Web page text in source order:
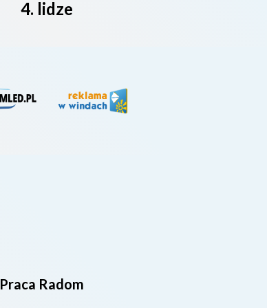
4. lidze
Praca Radom